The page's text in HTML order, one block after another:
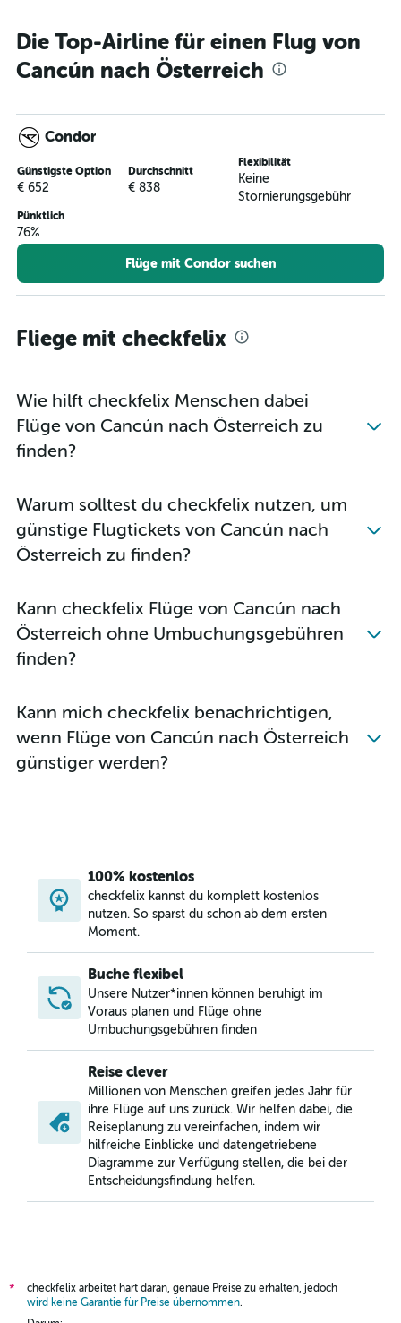
Die Top-Airline für einen Flug von
Cancún nach Österreich
Condor
Günstigste Option
€ 652
Durchschnitt
€ 838
Flexibilität
Keine
Stornierungsgebühr
Pünktlich
76%
Flüge mit Condor suchen
Fliege mit checkfelix
Wie hilft checkfelix Menschen dabei
Flüge von Cancún nach Österreich zu
finden?
Warum solltest du checkfelix nutzen, um
günstige Flugtickets von Cancún nach
Österreich zu finden?
Kann checkfelix Flüge von Cancún nach
Österreich ohne Umbuchungsgebühren
finden?
Kann mich checkfelix benachrichtigen,
wenn Flüge von Cancún nach Österreich
günstiger werden?
100% kostenlos
checkfelix kannst du komplett kostenlos
nutzen. So sparst du schon ab dem ersten
Moment.
Buche flexibel
Unsere Nutzer*innen können beruhigt im
Voraus planen und Flüge ohne
Umbuchungsgebühren finden
Reise clever
Millionen von Menschen greifen jedes Jahr für
ihre Flüge auf uns zurück. Wir helfen dabei, die
Reiseplanung zu vereinfachen, indem wir
hilfreiche Einblicke und datengetriebene
Diagramme zur Verfügung stellen, die bei der
Entscheidungsfindung helfen.
*
checkfelix arbeitet hart daran, genaue Preise zu erhalten, jedoch
wird keine Garantie für Preise übernommen.